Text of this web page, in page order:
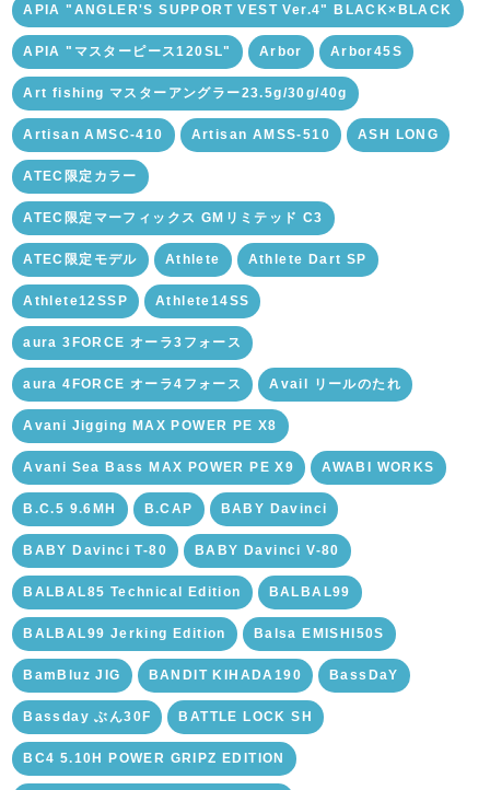
APIA "ANGLER'S SUPPORT VEST Ver.4" BLACK×BLACK
APIA "マスターピース120SL" Arbor Arbor45S
Art fishing マスターアングラー23.5g/30g/40g
Artisan AMSC-410 Artisan AMSS-510 ASH LONG
ATEC限定カラー
ATEC限定マーフィックス GMリミテッド C3
ATEC限定モデル Athlete Athlete Dart SP
Athlete12SSP Athlete14SS
aura 3FORCE オーラ3フォース
aura 4FORCE オーラ4フォース Avail リールのたれ
Avani Jigging MAX POWER PE X8
Avani Sea Bass MAX POWER PE X9 AWABI WORKS
B.C.5 9.6MH B.CAP BABY Davinci
BABY Davinci T-80 BABY Davinci V-80
BALBAL85 Technical Edition BALBAL99
BALBAL99 Jerking Edition Balsa EMISHI50S
BamBluz JIG BANDIT KIHADA190 BassDaY
Bassday ぶん30F BATTLE LOCK SH
BC4 5.10H POWER GRIPZ EDITION